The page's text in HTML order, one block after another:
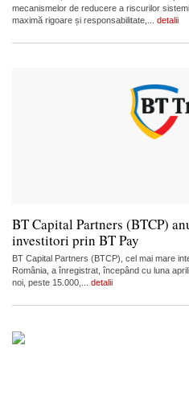
mecanismelor de reducere a riscurilor
maximă rigoare și responsabilitate,... detalii
BT Capital Partners (BTCP)
investitori prin BT Pay
BT Capital Partners (BTCP), cel mai mare
România, a înregistrat, începând cu luna
noi, peste 15.000,... detalii